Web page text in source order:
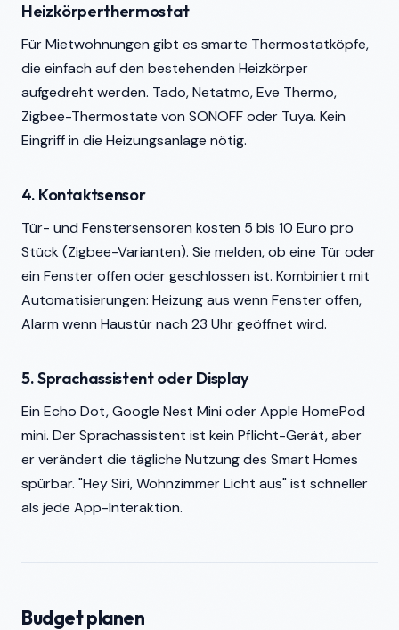
Heizkörperthermostat
Für Mietwohnungen gibt es smarte Thermostatköpfe,
die einfach auf den bestehenden Heizkörper
aufgedreht werden. Tado, Netatmo, Eve Thermo,
Zigbee-Thermostate von SONOFF oder Tuya. Kein
Eingriff in die Heizungsanlage nötig.
4. Kontaktsensor
Tür- und Fenstersensoren kosten 5 bis 10 Euro pro
Stück (Zigbee-Varianten). Sie melden, ob eine Tür oder
ein Fenster offen oder geschlossen ist. Kombiniert mit
Automatisierungen: Heizung aus wenn Fenster offen,
Alarm wenn Haustür nach 23 Uhr geöffnet wird.
5. Sprachassistent oder Display
Ein Echo Dot, Google Nest Mini oder Apple HomePod
mini. Der Sprachassistent ist kein Pflicht-Gerät, aber
er verändert die tägliche Nutzung des Smart Homes
spürbar. "Hey Siri, Wohnzimmer Licht aus" ist schneller
als jede App-Interaktion.
Budget planen